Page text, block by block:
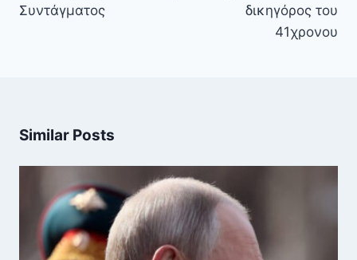
Συντάγματος
δικηγόρος του
41χρονου
Similar Posts